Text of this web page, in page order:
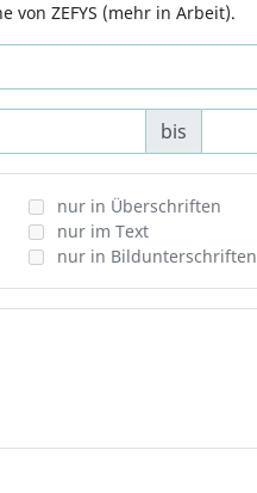
von ZEFYS (mehr in Arbeit).
bis
nur in Überschriften
nur im Text
nur in Bildunterschriften